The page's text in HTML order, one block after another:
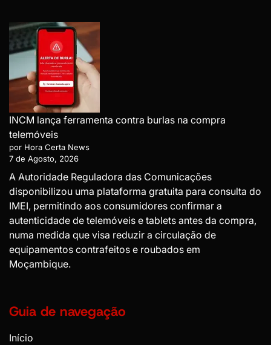
INCM lança ferramenta contra burlas na compra
telemóveis
por Hora Certa News
7 de Agosto, 2026
A Autoridade Reguladora das Comunicações
disponibilizou uma plataforma gratuita para consulta do
IMEI, permitindo aos consumidores confirmar a
autenticidade de telemóveis e tablets antes da compra,
numa medida que visa reduzir a circulação de
equipamentos contrafeitos e roubados em
Moçambique.
Guia de navegação
Início